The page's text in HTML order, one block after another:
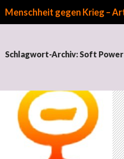
Schlagwort-Archiv: Soft Power